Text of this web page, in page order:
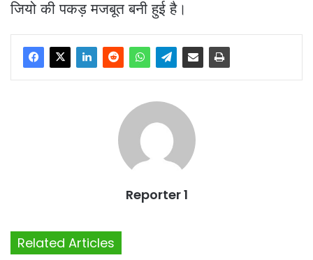
जियो की पकड़ मजबूत बनी हुई है।
Reporter 1
Related Articles